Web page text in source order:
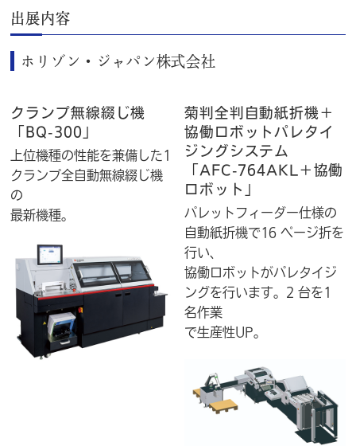
出展内容
ホリゾン・ジャパン株式会社
クランプ無線綴じ機
「BQ-300」
上位機種の性能を兼備した1
クランプ全自動無線綴じ機
の
最新機種。
菊判全判自動紙折機＋
協働ロボットパレタイ
ジングシステム
「AFC-764AKL＋協働
ロボット」
パレットフィーダー仕様の
自動紙折機で16 ページ折を
行い、
協働ロボットがパレタイジ
ングを行います。2 台を1
名作業
で生産性UP。